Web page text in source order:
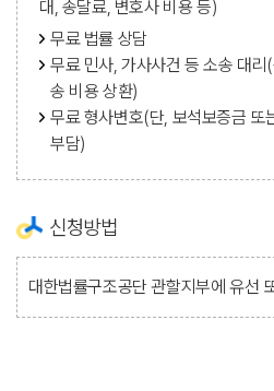
대, 송달료, 변호사 비용 등)
무료 법률 상담
무료 민사, 가사사건 등 소송 대
송 비용 상환)
무료 형사변호(단, 보석보증금 또
부담)
신청방법
대한법률구조공단 관할지부에 유선